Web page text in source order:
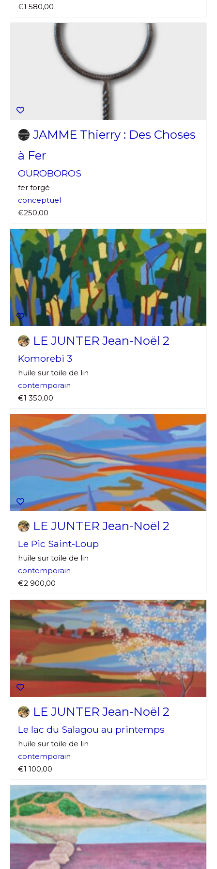
€1 580,00
JAMME Thierry : Des Choses
à Fer
OUROBOROS
fer forgé
conceptuel
€250,00
LE JUNTER Jean-Noël 2
Komorebi 3
huile sur toile de lin
contemporain
€1 350,00
LE JUNTER Jean-Noël 2
Le Pic Saint-Loup
huile sur toile de lin
contemporain
€2 900,00
LE JUNTER Jean-Noël 2
Le lac du Salagou au printemps
huile sur toile de lin
contemporain
€1 100,00